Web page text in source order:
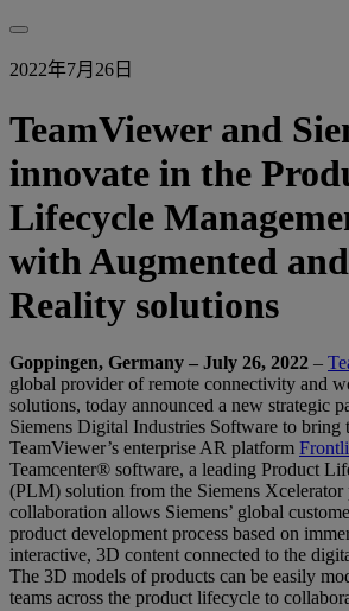
2022年7月26日
TeamViewer and
innovate in the
Lifecycle
with Augmented
Reality solutions
Goppingen, Germany – July 26, 2022 –
global provider of remote connectivity and
solutions, today announced a new strategic
Siemens Digital Industries Software to bring
TeamViewer’s enterprise AR platform
Teamcenter® software, a leading Product
(PLM) solution from the Siemens
collaboration allows Siemens’ global
product development process based on
interactive, 3D content connected to the
The 3D models of products can be easily
teams across the product lifecycle to